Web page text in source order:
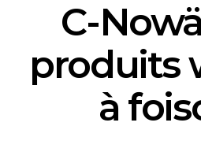
C-
produits
à